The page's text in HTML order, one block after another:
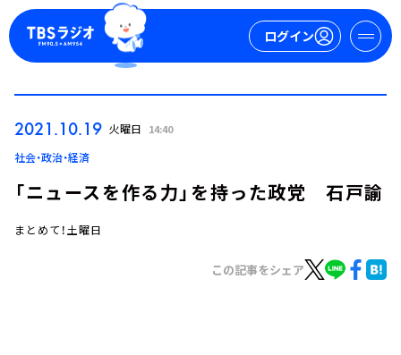
ログイン
2021.10.19 火曜日 14:40
社会・政治・経済
「ニュースを作る力」を持った政党 石戸諭
まとめて！土曜日
この記事をシェア